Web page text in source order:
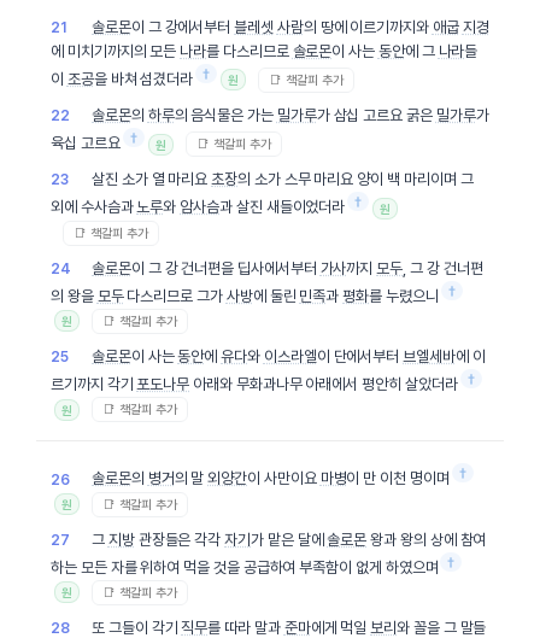
21 솔로몬이 그 강에서부터블레셋 사람의 땅에 이르기까지와 애굽 지경
에 미치기까지의 모든 나라를 다스리므로 솔로몬이 사는 동안에 그 나라들
이 조공을 바쳐 섬겼더라 † 원 📑 책갈피 추가
22 솔로몬의 하루의 음식물은 가는 밀가루가 삼십 고르요 굵은 밀가루가
육십 고르요 † 원 📑 책갈피 추가
23 살진 소가 열 마리요초장의 소가 스무 마리요 양이 백 마리이며 그
외에 수사슴과노루와 암사슴과 살진 새들이었더라 † 원
📑 책갈피 추가
24 솔로몬이 그 강 건너편을 딥사에서부터 가사까지 모두 , 그 강 건너편
의 왕을 모두다스리므로 그가 사방에 둘린 민족과평화를 누렸으니 †
원 📑 책갈피 추가
25 솔로몬이 사는동안에유다와 이스라엘이 단에서부터 브엘세바에 이
르기까지 각기포도나무 아래와 무화과나무 아래에서 평안히 살았더라 †
원 📑 책갈피 추가
26 솔로몬의 병거의 말외양간이 사만이요 마병이 만 이천 명이며 †
원 📑 책갈피 추가
27 그 지방관장들은 각각자기가 맡은 달에솔로몬 왕과 왕의 상에 참여
하는 모든 자를 위하여 먹을 것을 공급하여 부족함이 없게 하였으며 †
원 📑 책갈피 추가
28 또 그들이 각기직무를 따라 말과 준마에게 먹일 보리와 꼴을 그 말들